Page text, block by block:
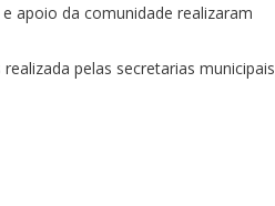
apoio da comunidade realizaram
pelas secretarias municipais